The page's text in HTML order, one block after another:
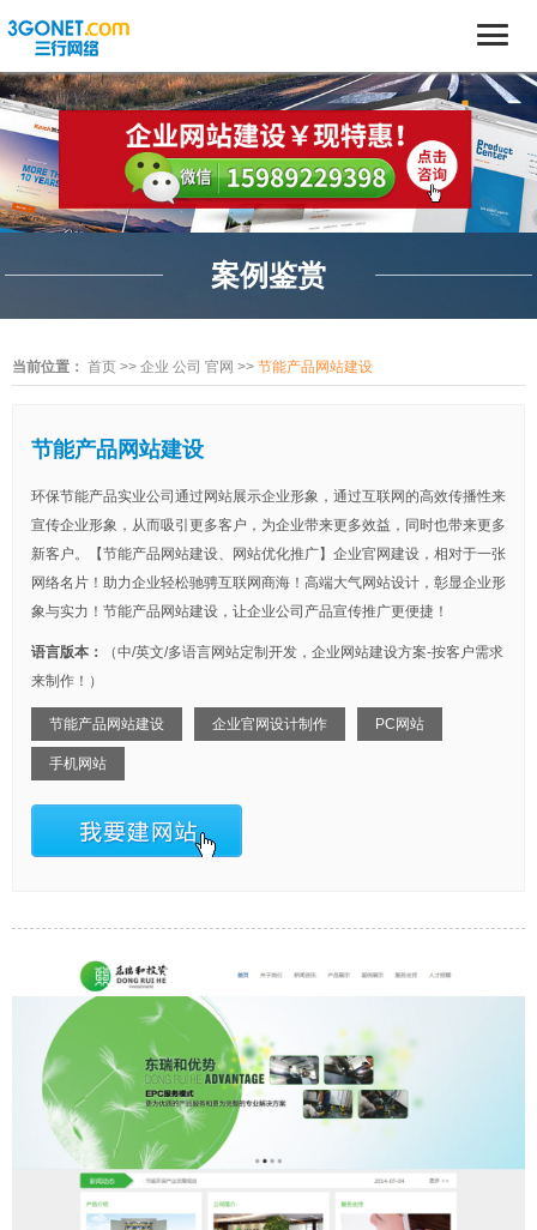
案例鉴赏
当前位置： 首页 >> 企业 公司 官网 >> 节能产品网站建设
节能产品网站建设
环保节能产品实业公司通过网站展示企业形象，通过互联网的高效传播性来
宣传企业形象，从而吸引更多客户，为企业带来更多效益，同时也带来更多
新客户。【节能产品网站建设、网站优化推广】企业官网建设，相对于一张
网络名片！助力企业轻松驰骋互联网商海！高端大气网站设计，彰显企业形
象与实力！节能产品网站建设，让企业公司产品宣传推广更便捷！
语言版本：
（中/英文/多语言网站定制开发，企业网站建设方案-按客户需求
来制作！）
节能产品网站建设 企业官网设计制作 PC网站
手机网站